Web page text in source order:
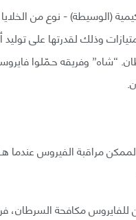
(الوسيطة) - نوع من
وذلك لقدرتها على توليد
“شاه” وفريقه حـمّلوا
مراقبة الفيروس عندما
للفايروس مكافحة السرطان،